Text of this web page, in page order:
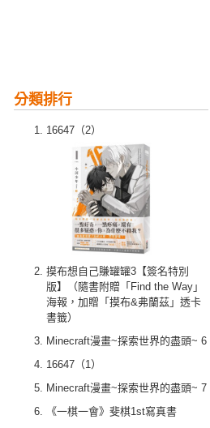
分類排行
16647（2）
摸布想自己賺罐罐3【簽名特別
版】（隨書附贈「Find the Way」
海報，加贈「摸布&弗蘭茲」透卡
書籤）
Minecraft漫畫~探索世界的盡頭~ 6
16647（1）
Minecraft漫畫~探索世界的盡頭~ 7
《一棋一會》斐棋1st寫真書